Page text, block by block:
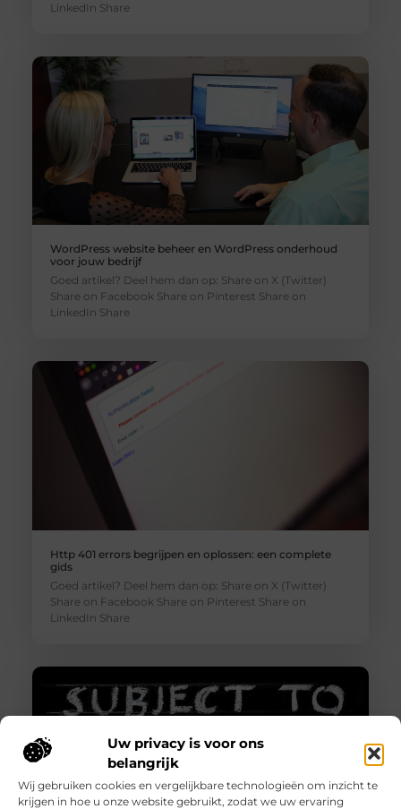
Uw privacy is voor ons
belangrijk
Wij gebruiken cookies en vergelijkbare technologieën om inzicht te
krijgen in hoe u onze website gebruikt, zodat we uw ervaring
LinkedIn Share
WordPress website beheer en WordPress onderhoud
voor jouw bedrijf
Goed artikel? Deel hem dan op: Share on X (Twitter)
Share on Facebook Share on Pinterest Share on
LinkedIn Share
Http 401 errors begrijpen en oplossen: een complete
gids
Goed artikel? Deel hem dan op: Share on X (Twitter)
Share on Facebook Share on Pinterest Share on
LinkedIn Share